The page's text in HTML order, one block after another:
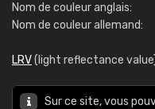
Nom de couleur anglais:
Nom de couleur allemand:
LRV(light reflectance
Sur ce site, vous